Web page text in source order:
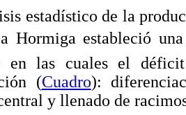
estadístico de la
Hormiga estableció
en las cuales el
(Cuadro):
y llenado de